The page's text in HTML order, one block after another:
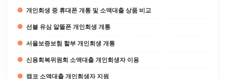
개인회생 중 휴대폰 개통 및 소액대출 상품 비교
선불 유심 알뜰폰 개인회생 개통
서울보증보험 할부 개인회생 개통
신용회복위원회 소액대출 개인회생자 이용
캠코 소액대출 개인회생자 지원